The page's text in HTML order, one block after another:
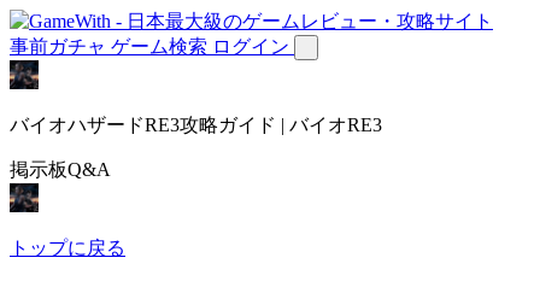
事前ガチャ ゲーム検索 ログイン
バイオハザードRE3攻略ガイド | バイオRE3
掲示板Q&A
トップに戻る